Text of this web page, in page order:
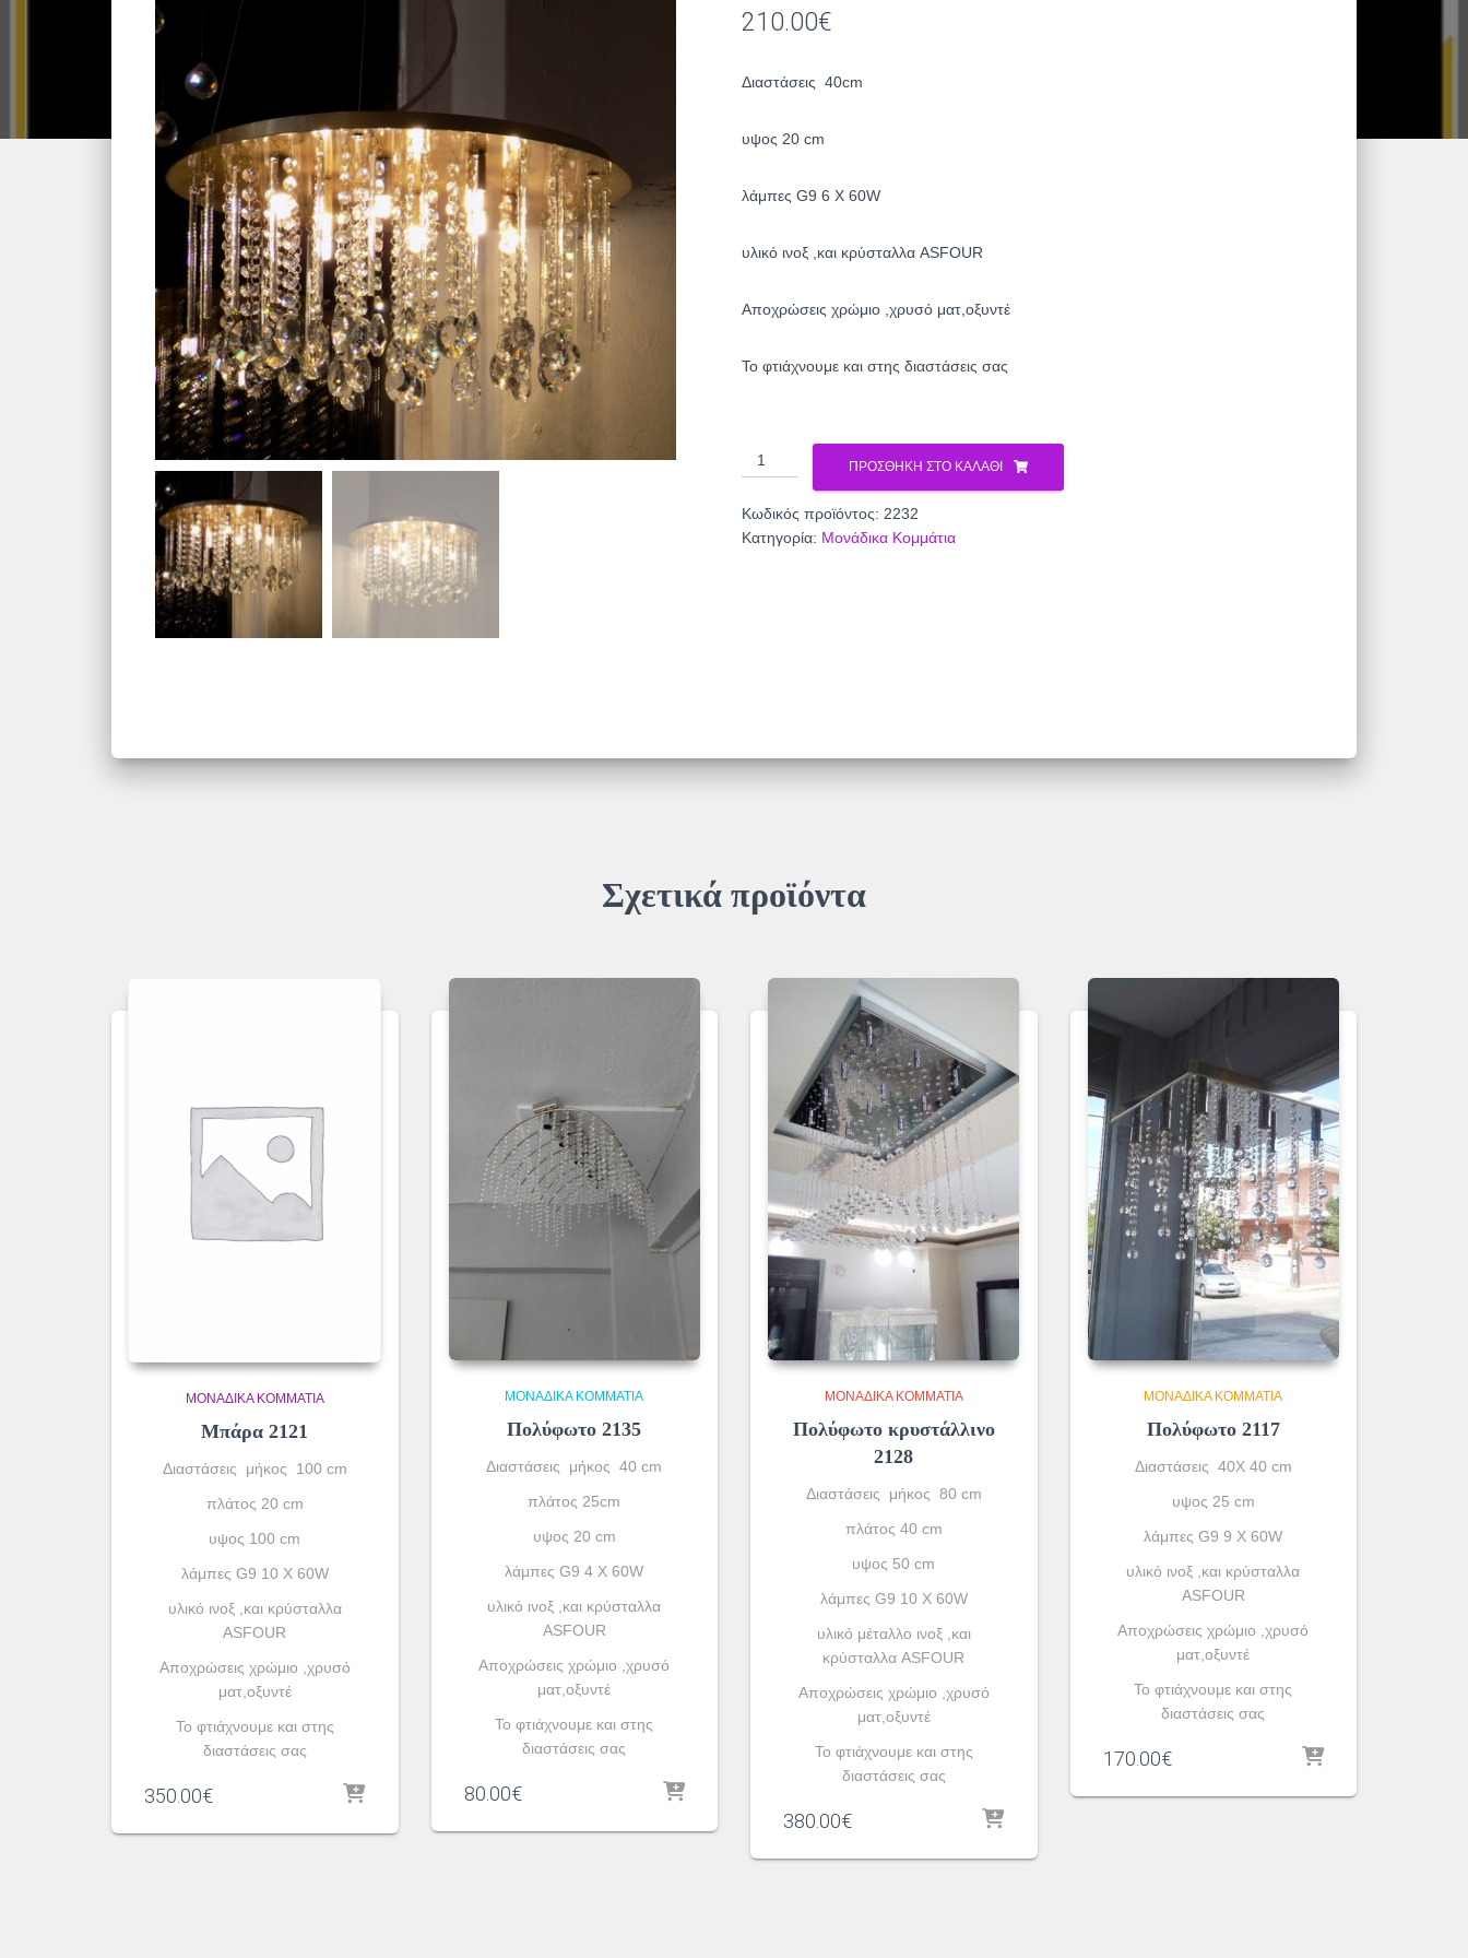
210.00€
Διαστάσεις 40cm
υψος 20 cm
λάμπες G9 6 X 60W
υλικό ινοξ ,και κρύσταλλα ASFOUR
Aποχρώσεις χρώμιο ,χρυσό ματ,οξυντέ
To φτιάχνουμε και στης διαστάσεις σας
Πολύφωτο
2232
ΠΡΟΣΘΉΚΗ ΣΤΟ ΚΑΛΆΘΙ
Κωδικός προϊόντος: 2232
Κατηγορία: Μονάδικα Κομμάτια
Σχετικά προϊόντα
ΜΟΝΆΔΙΚΑ ΚΟΜΜΆΤΙΑ
Μπάρα 2121
Διαστάσεις μήκος 100 cm
πλάτος 20 cm
υψος 100 cm
λάμπες G9 10 X 60W
υλικό ινοξ ,και κρύσταλλα
ASFOUR
Aποχρώσεις χρώμιο ,χρυσό
ματ,οξυντέ
To φτιάχνουμε και στης
διαστάσεις σας
350.00€
ΜΟΝΆΔΙΚΑ ΚΟΜΜΆΤΙΑ
Πολύφωτο 2135
Διαστάσεις μήκος 40 cm
πλάτος 25cm
υψος 20 cm
λάμπες G9 4 X 60W
υλικό ινοξ ,και κρύσταλλα
ASFOUR
Aποχρώσεις χρώμιο ,χρυσό
ματ,οξυντέ
To φτιάχνουμε και στης
διαστάσεις σας
80.00€
ΜΟΝΆΔΙΚΑ ΚΟΜΜΆΤΙΑ
Πολύφωτο κρυστάλλινο
2128
Διαστάσεις μήκος 80 cm
πλάτος 40 cm
υψος 50 cm
λάμπες G9 10 X 60W
υλικό μέταλλο ινοξ ,και
κρύσταλλα ASFOUR
Aποχρώσεις χρώμιο ,χρυσό
ματ,οξυντέ
To φτιάχνουμε και στης
διαστάσεις σας
380.00€
ΜΟΝΆΔΙΚΑ ΚΟΜΜΆΤΙΑ
Πολύφωτο 2117
Διαστάσεις 40Χ 40 cm
υψος 25 cm
λάμπες G9 9 X 60W
υλικό ινοξ ,και κρύσταλλα
ASFOUR
Aποχρώσεις χρώμιο ,χρυσό
ματ,οξυντέ
To φτιάχνουμε και στης
διαστάσεις σας
170.00€